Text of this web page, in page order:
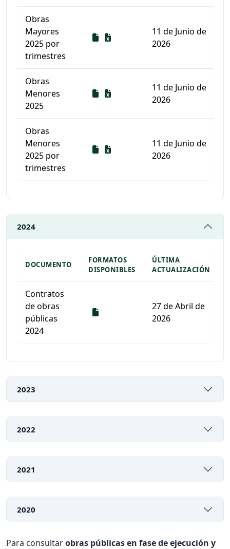
Obras
Mayores
2025 por
trimestres
Descarga
Descarga
11 de Junio de
2026
Obras
Menores
2025
Descarga
Descarga
11 de Junio de
2026
Obras
Menores
2025 por
trimestres
Descarga
Descarga
11 de Junio de
2026
2024
DOCUMENTO
FORMATOS
DISPONIBLES
ÚLTIMA
ACTUALIZACIÓN
Contratos
de obras
públicas
2024
Descarga
27 de Abril de
2026
2023
2022
2021
2020
Para consultarobras públicas en fase de ejecución y